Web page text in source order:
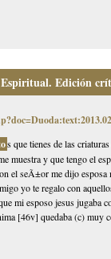
Edición
s que tienes de las
muestra y que tengo el
el seÃ±or me dijo
yo te regalo con
mi esposo jesus jugaba
[46v] quedaba (c) muy